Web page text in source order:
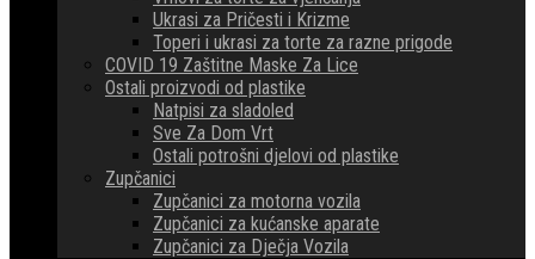
Ukrasi za Pričesti i Krizme
Toperi i ukrasi za torte za razne prigode
COVID 19 Zaštitne Maske Za Lice
Ostali proizvodi od plastike
Natpisi za sladoled
Sve Za Dom Vrt
Ostali potrošni djelovi od plastike
Zupčanici
Zupčanici za motorna vozila
Zupčanici za kućanske aparate
Zupčanici za Dječja Vozila